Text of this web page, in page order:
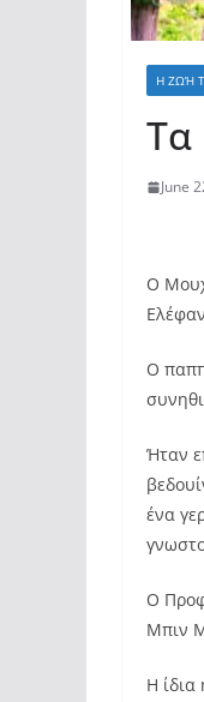
Η ΖΩΉ
Τα
June
Ο
Ο
Ήταν
ένα
Ο
Μπιν
Η ίδια